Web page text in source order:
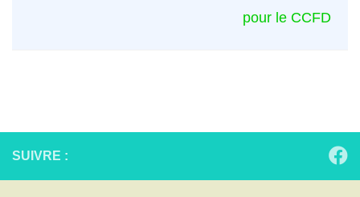
pour le CCFD
SUIVRE :